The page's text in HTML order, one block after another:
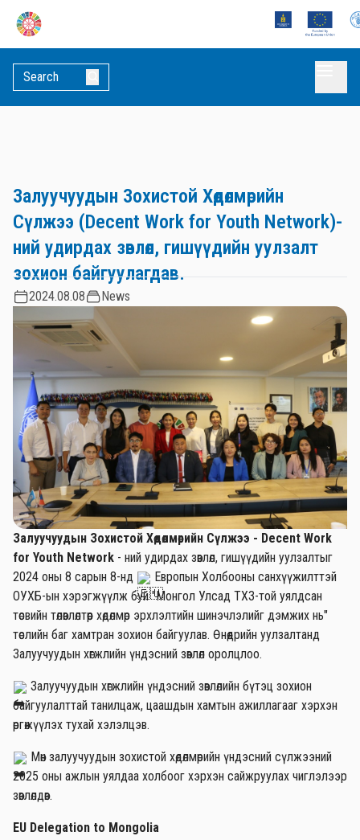
Залуучуудын Зохистой Хөдөлмөрийн
Сүлжээ (Decent Work for Youth Network)-
ний удирдах зөвлөл, гишүүдийн уулзалт
зохион байгуулагдав.
2024.08.08 News
Залуучуудын Зохистой Хөдөлмөрийн Сүлжээ - Decent Work
for Youth Network - ний удирдах зөвлөл, гишүүдийн уулзалтыг
2024 оны 8 сарын 8-нд
Европын Холбооны санхүүжилттэй
ОУХБ-ын хэрэгжүүлж буй "Монгол Улсад ТХЗ-той уялдсан
төсвийн төлөвлөлтөөр хөдөлмөр эрхлэлтийн шинэчлэлийг дэмжих нь"
төслийн баг хамтран зохион байгуулав. Өнөөдрийн уулзалтанд
Залуучуудын хөгжлийн үндэсний зөвлөл оролцлоо.
Залуучуудын хөгжлийн үндэсний зөвлөлийн бүтэц зохион
байгуулалттай танилцаж, цаашдын хамтын ажиллагааг хэрхэн
өргөжүүлэх тухай хэлэлцэв.
Мөн залуучуудын зохистой хөдөлмөрийн үндэсний сүлжээний
2025 оны ажлын уялдаа холбоог хэрхэн сайжруулах чиглэлээр
зөвлөлдөв.
EU Delegation to Mongolia